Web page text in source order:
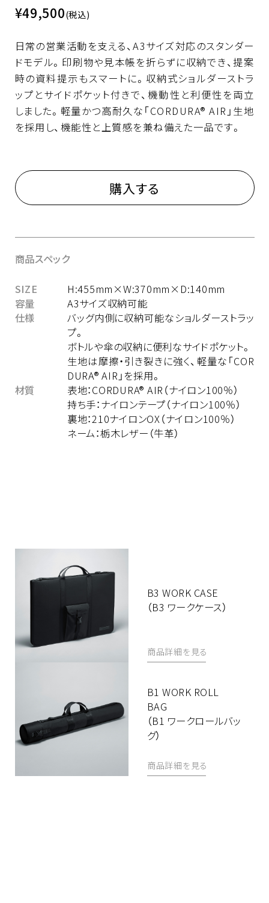
¥49,500(税込)
日常の営業活動を支える、A3サイズ対応のスタンダー
ドモデル。印刷物や見本帳を折らずに収納でき、提案
時の資料提示もスマートに。収納式ショルダーストラ
ップとサイドポケット付きで、機動性と利便性を両立
しました。軽量かつ高耐久な「CORDURA® AIR」生地
を採用し、機能性と上質感を兼ね備えた一品です。
購入する
商品スペック
SIZE
H:455mm×W:370mm×D:140mm
容量
A3サイズ収納可能
仕様
バッグ内側に収納可能なショルダーストラッ
プ。
ボトルや傘の収納に便利なサイドポケット。
生地は摩擦・引き裂きに強く、軽量な「COR
DURA® AIR」を採用。
材質
表地：CORDURA® AIR（ナイロン100％）
持ち手：ナイロンテープ（ナイロン100％）
裏地：210ナイロンOX（ナイロン100％）
ネーム：栃木レザー（牛革）
B3 WORK CASE
（B3 ワークケース）
B1 WORK ROLL
BAG
（B1 ワークロールバッ
グ）